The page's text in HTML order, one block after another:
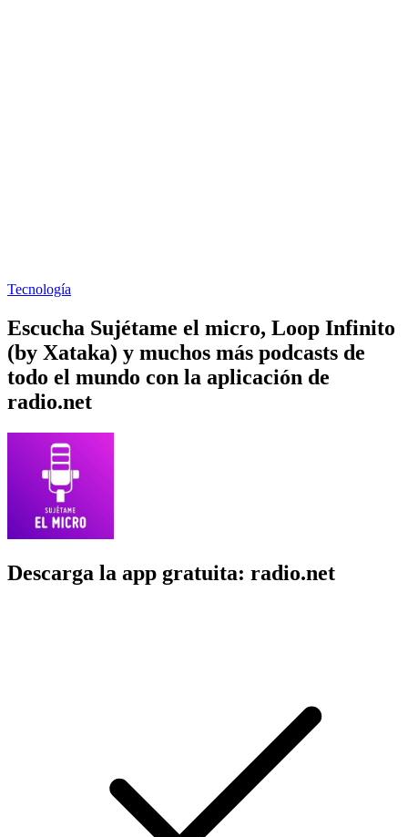
Tecnología
Escucha Sujétame el micro, Loop Infinito
(by Xataka) y muchos más podcasts de
todo el mundo con la aplicación de
radio.net
Descarga la app gratuita: radio.net